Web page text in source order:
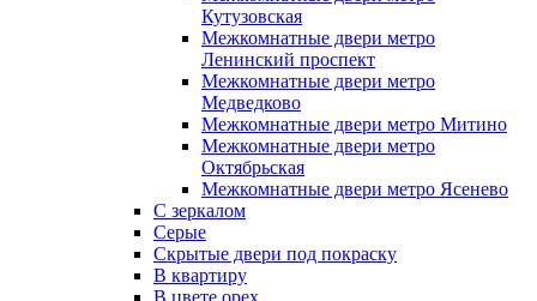
Кутузовская
Межкомнатные двери метро
Ленинский проспект
Межкомнатные двери метро
Медведково
Межкомнатные двери метро Митино
Межкомнатные двери метро
Октябрьская
Межкомнатные двери метро Ясенево
С зеркалом
Серые
Скрытые двери под покраску
В квартиру
В цвете орех